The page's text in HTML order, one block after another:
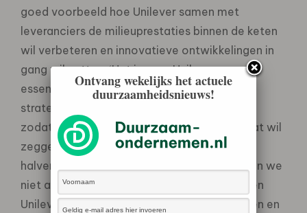
goed voorbeeld hoe Unilever samen met
leveranciers de milieuprestaties binnen de keten
wil verbeteren en innovatieve ontwikkelingen in
gang wil zetten. ‘Het is voor Unilever van
essentieel belang dat we nauw met onze
strategische toeleveranciers samenwerken,
zodat we onze ambitie kunnen realiseren, dat wil
zeggen verdubbeling van onze omvang en
halvering van de milieubelasting – dat kunnen we
niet alleen,’ aldus Dröge ‘FrieslandCampina en
Unilever werken inmiddels al vele jaren samen en
Ontvang wekelijks het actuele
duurzaamheidsnieuws!